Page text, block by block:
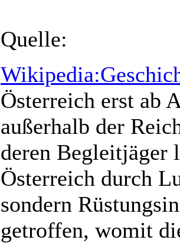
Quelle:
Österreich erst ab
außerhalb der
deren Begleitjäger
Österreich durch
sondern
getroffen, womit